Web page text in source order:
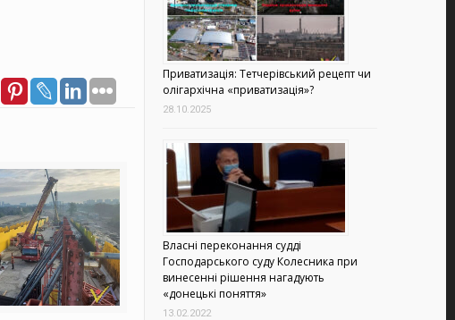
Приватизація: Тетчерівський рецепт чи
олігархічна «приватизація»?
28.10.2025
Власні переконання судді
Господарського суду Колесника при
винесенні рішення нагадують
«донецькі поняття»
13.02.2022